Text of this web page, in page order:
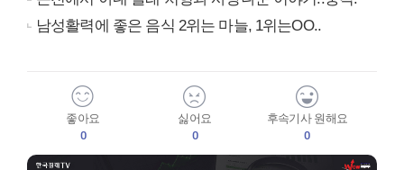
남성활력에 좋은 음식 2위는 마늘, 1위는OO..
좋아요
0
싫어요
0
후속기사 원해요
0